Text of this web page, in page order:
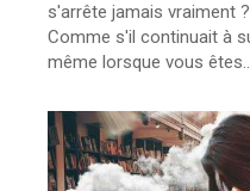
s'arrête jamais vraiment ?
Comme s'il continuait à
même lorsque vous